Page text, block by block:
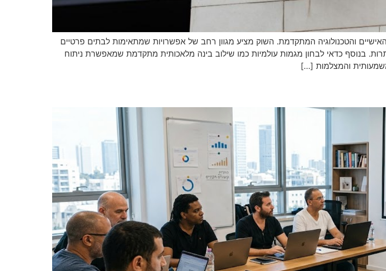
האישיים והטכנולוגיה המתקדמת. השוק מציע מגוון רחב של אפשרויות שמתאימות לבתים פרטיים
בנוסף כדאי לבחון מגמות עולמיות כמו שילוב בינה מלאכותית מתקדמת שמאפשרת ניתוח
והמצלמות […]